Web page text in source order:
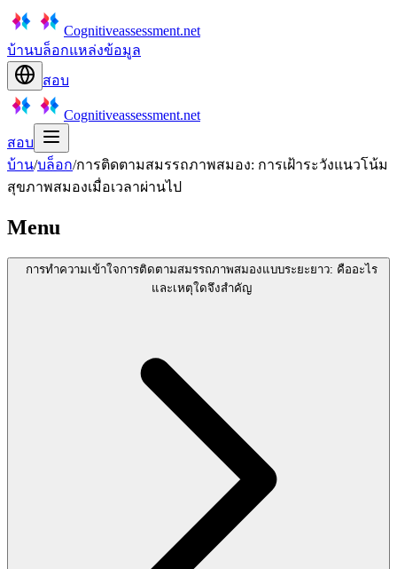
Cognitiveassessment.net
บ้านบล็อกแหล่งข้อมูล
สอบ
Cognitiveassessment.net
สอบ
บ้าน/บล็อก/การติดตามสมรรถภาพสมอง: การเฝ้าระวังแนวโน้ม
สุขภาพสมองเมื่อเวลาผ่านไป
Menu
การทำความเข้าใจการติดตามสมรรถภาพสมองแบบระยะยาว: คืออะไร
และเหตุใดจึงสำคัญ